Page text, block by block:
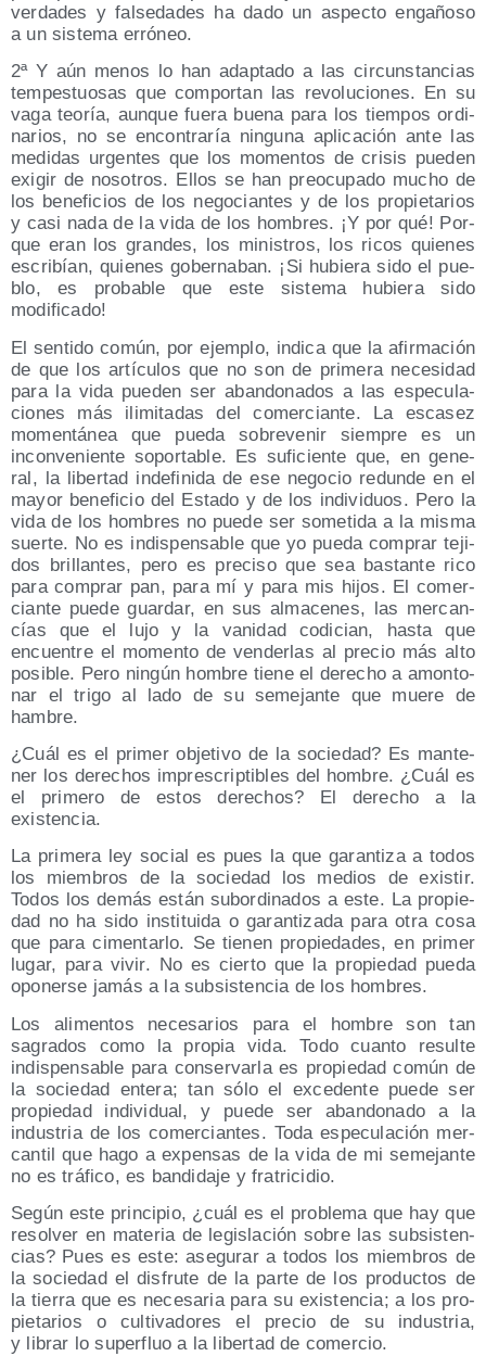
ver­da­des y fal­se­da­des ha dado un aspec­to enga­ño­so
a un sis­te­ma erróneo.
2ª Y aún menos lo han adap­ta­do a las cir­cuns­tan­cias
tem­pes­tuo­sas que com­por­tan las revo­lu­cio­nes. En su
vaga teo­ría, aun­que fue­ra bue­na para los tiem­pos ordi­
na­rios, no se encon­tra­ría nin­gu­na apli­ca­ción ante las
medi­das urgen­tes que los momen­tos de cri­sis pue­den
exi­gir de noso­tros. Ellos se han preo­cu­pa­do mucho de
los bene­fi­cios de los nego­cian­tes y de los pro­pie­ta­rios
y casi nada de la vida de los hom­bres. ¡Y por qué! Por­
que eran los gran­des, los minis­tros, los ricos quie­nes
escri­bían, quie­nes gober­na­ban. ¡Si hubie­ra sido el pue­
blo, es pro­ba­ble que este sis­te­ma hubie­ra sido
modificado!
El sen­ti­do común, por ejem­plo, indi­ca que la afir­ma­ción
de que los artícu­los que no son de pri­me­ra nece­si­dad
para la vida pue­den ser aban­do­na­dos a las espe­cu­la­
cio­nes más ili­mi­ta­das del comer­cian­te. La esca­sez
momen­tá­nea que pue­da sobre­ve­nir siem­pre es un
incon­ve­nien­te sopor­ta­ble. Es sufi­cien­te que, en gene­
ral, la liber­tad inde­fi­ni­da de ese nego­cio redun­de en el
mayor bene­fi­cio del Esta­do y de los indi­vi­duos. Pero la
vida de los hom­bres no pue­de ser some­ti­da a la mis­ma
suer­te. No es indis­pen­sa­ble que yo pue­da com­prar teji­
dos bri­llan­tes, pero es pre­ci­so que sea bas­tan­te rico
para com­prar pan, para mí y para mis hijos. El comer­
cian­te pue­de guar­dar, en sus alma­ce­nes, las mer­can­
cías que el lujo y la vani­dad codi­cian, has­ta que
encuen­tre el momen­to de ven­der­las al pre­cio más alto
posi­ble. Pero nin­gún hom­bre tie­ne el dere­cho a amon­to­
nar el tri­go al lado de su seme­jan­te que mue­re de
hambre.
¿Cuál es el pri­mer obje­ti­vo de la socie­dad? Es man­te­
ner los dere­chos impres­crip­ti­bles del hom­bre. ¿Cuál es
el pri­me­ro de estos dere­chos? El dere­cho a la
existencia.
La pri­me­ra ley social es pues la que garan­ti­za a todos
los miem­bros de la socie­dad los medios de exis­tir.
Todos los demás están subor­di­na­dos a este. La pro­pie­
dad no ha sido ins­ti­tui­da o garan­ti­za­da para otra cosa
que para cimen­tar­lo. Se tie­nen pro­pie­da­des, en pri­mer
lugar, para vivir. No es cier­to que la pro­pie­dad pue­da
opo­ner­se jamás a la sub­sis­ten­cia de los hombres.
Los ali­men­tos nece­sa­rios para el hom­bre son tan
sagra­dos como la pro­pia vida. Todo cuan­to resul­te
indis­pen­sa­ble para con­ser­var­la es pro­pie­dad común de
la socie­dad ente­ra; tan sólo el exce­den­te pue­de ser
pro­pie­dad indi­vi­dual, y pue­de ser aban­do­na­do a la
indus­tria de los comer­cian­tes. Toda espe­cu­la­ción mer­
can­til que hago a expen­sas de la vida de mi seme­jan­te
no es trá­fi­co, es ban­di­da­je y fratricidio.
Según este prin­ci­pio, ¿cuál es el pro­ble­ma que hay que
resol­ver en mate­ria de legis­la­ción sobre las sub­sis­ten­
cias? Pues es este: ase­gu­rar a todos los miem­bros de
la socie­dad el dis­fru­te de la par­te de los pro­duc­tos de
la tie­rra que es nece­sa­ria para su exis­ten­cia; a los pro­
pie­ta­rios o cul­ti­va­do­res el pre­cio de su indus­tria,
y librar lo super­fluo a la liber­tad de comercio.